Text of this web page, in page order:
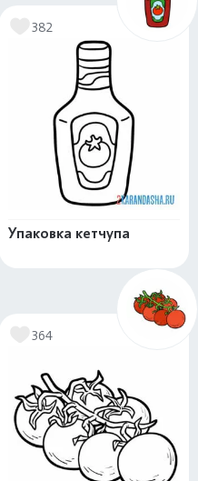
382
Упаковка кетчупа
364